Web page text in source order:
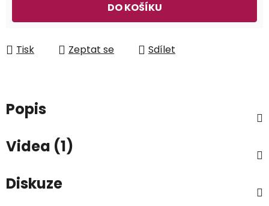
DO KOŠÍKU
Tisk Zeptat se Sdílet
Popis
Videa (1)
Diskuze